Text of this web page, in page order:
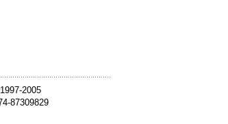
2005
87309829